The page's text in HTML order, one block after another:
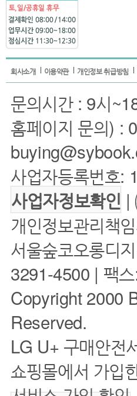
회사소개 이용약관 개인정보 취급방침
문의시간 : 9시
홈페이지 문의) :
사업자등록번호:
사업자정보확인 |
개인정보관리책
서울숲코오롱디
3291-4500 | 팩
Copyright 2000
Reserved.
LG U+ 구매안전
쇼핑몰에서 가입